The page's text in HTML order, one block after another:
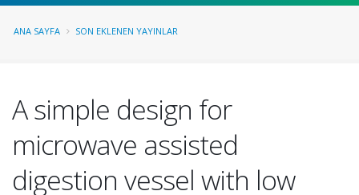
ANA SAYFA SON EKLENEN YAYINLAR
A simple design for
microwave assisted
digestion vessel with low